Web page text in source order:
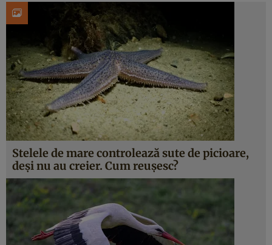
Stelele de mare controlează sute de picioare,
deși nu au creier. Cum reușesc?